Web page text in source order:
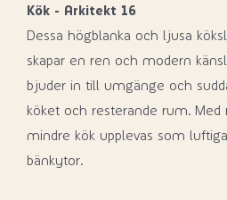
Kök - Arkitekt 16
Dessa högblanka och ljusa
skapar en ren och modern
bjuder in till umgänge och
köket och resterande rum. Med
mindre kök upplevas som
bänkytor.